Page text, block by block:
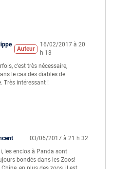
Auteur
16/02/2017 à 20
h 13
c’est très nécessaire,
le cas des diables de
Très intéressant !
03/06/2017 à 21 h 32
les enclos à Panda sont
bondés dans les Zoos!